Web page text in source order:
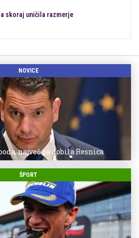
skoraj uničila razmerje
NOVICE
največ pa dobila Resnica
ŠPORT